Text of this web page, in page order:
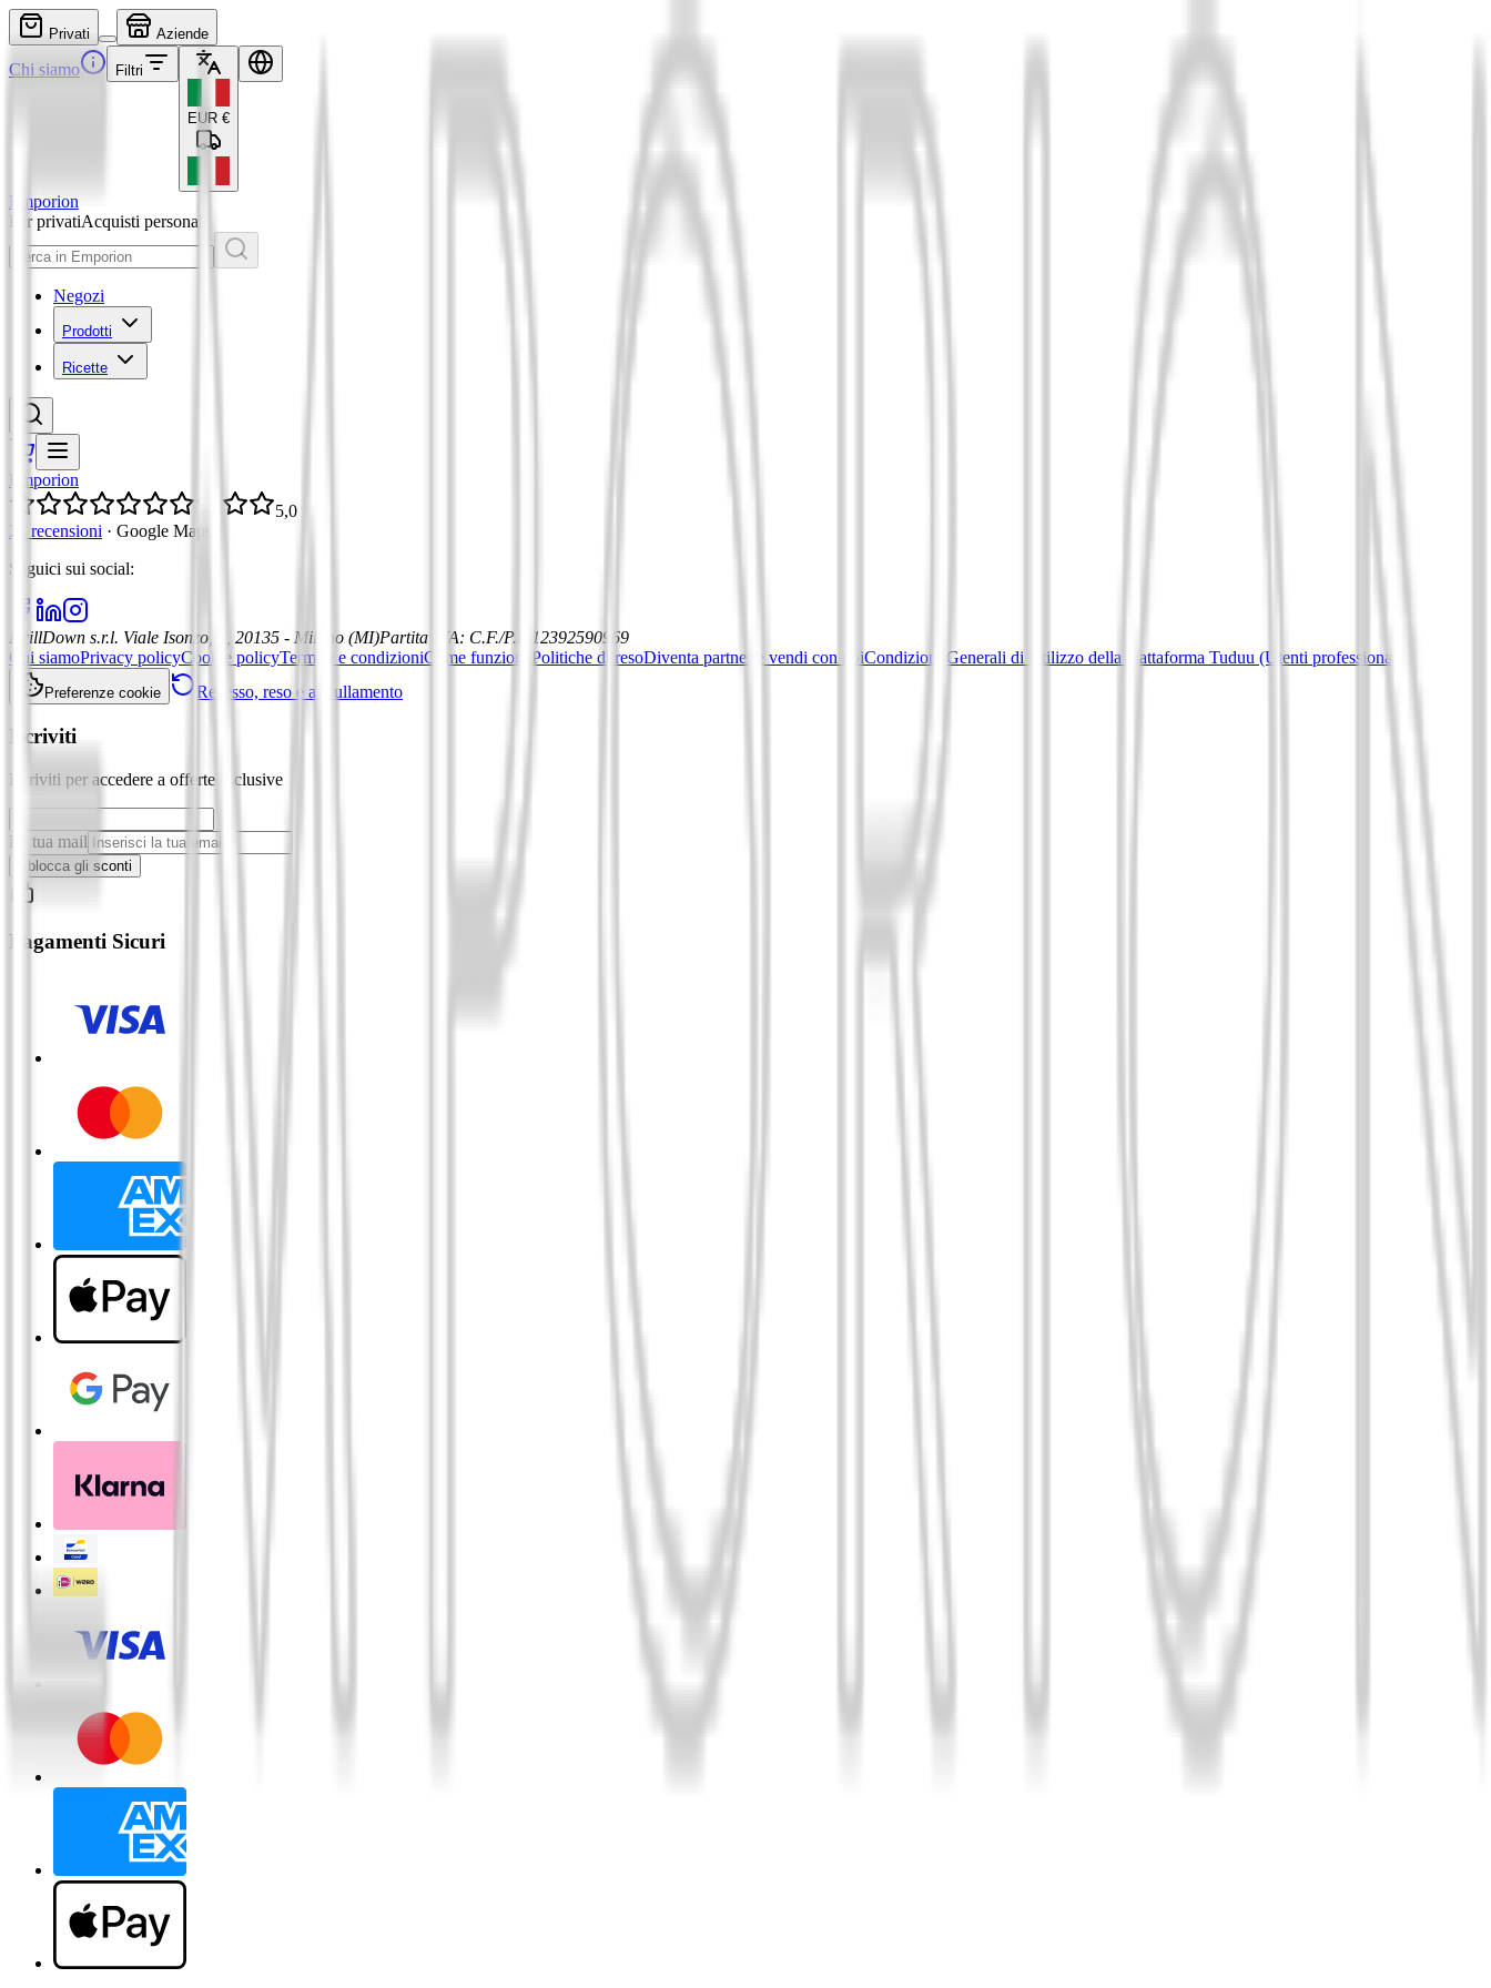
Privati Aziende
Chi siamo Filtri
EUR €
Emporion
Per privatiAcquisti personali
Negozi
Prodotti
Ricette
Emporion
5,0
21 recensioni · Google Maps
Seguici sui social:
DrillDown s.r.l. Viale Isonzo, 8, 20135 - Milano (MI)Partita IVA: C.F./P.I. 12392590969
Chi siamoPrivacy policyCookie policyTermini e condizioniCome funziona Politiche di resoDiventa partner e vendi con noiCondizioni Generali di Utilizzo della piattaforma Tuduu (Utenti professionali)
Preferenze cookie Recesso, reso e annullamento
Iscriviti
Iscriviti per accedere a offerte esclusive
La tua mail
Sblocca gli sconti
Pagamenti Sicuri